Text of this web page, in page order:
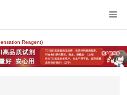
Reagent)